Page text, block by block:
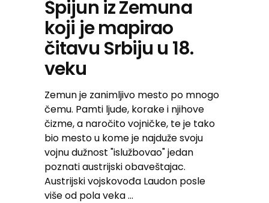
Špijun iz Zemuna
koji je mapirao
čitavu Srbiju u 18.
veku
Zemun je zanimljivo mesto po mnogo
čemu. Pamti ljude, korake i njihove
čizme, a naročito vojničke, te je tako
bio mesto u kome je najduže svoju
vojnu dužnost "islužbovao" jedan
poznati austrijski obaveštajac.
Austrijski vojskovođa Laudon posle
više od pola veka